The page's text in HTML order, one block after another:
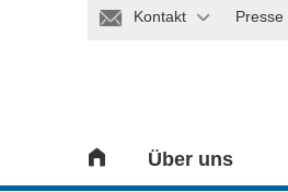
Kontakt Presse
Über uns